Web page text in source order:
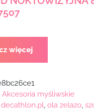
więcej
Akcesoria myśliwskie
decathlon.pl ola zelazo,